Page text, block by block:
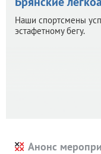
Наши спортсмены
эстафетному бегу.
Анонс